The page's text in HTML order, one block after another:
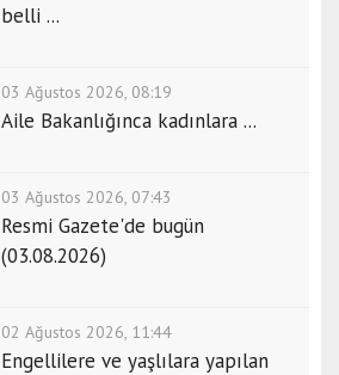
belli ...
03 Ağustos 2026, 08:19
Aile Bakanlığınca kadınlara ...
03 Ağustos 2026, 07:43
Resmi Gazete'de bugün
(03.08.2026)
02 Ağustos 2026, 11:44
Engellilere ve yaşlılara yapılan